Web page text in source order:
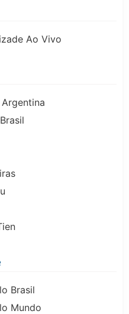
Ao Vivo
Brasil
Mundo